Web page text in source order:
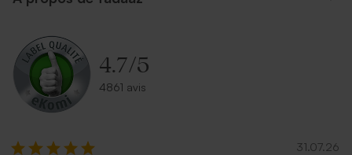
4.7/5
4861 avis
31.07.26